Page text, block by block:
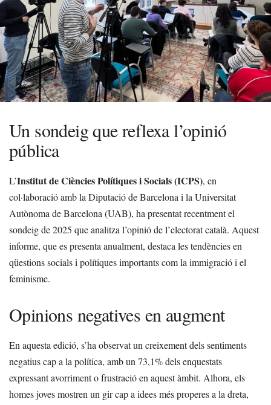
Un sondeig que reflexa l’opinió
pública
L’Institut de Ciències Polítiques i Socials (ICPS), en
col·laboració amb la Diputació de Barcelona i la Universitat
Autònoma de Barcelona (UAB), ha presentat recentment el
sondeig de 2025 que analitza l’opinió de l’electorat català. Aquest
informe, que es presenta anualment, destaca les tendències en
qüestions socials i polítiques importants com la immigració i el
feminisme.
Opinions negatives en augment
En aquesta edició, s’ha observat un creixement dels sentiments
negatius cap a la política, amb un 73,1% dels enquestats
expressant avorriment o frustració en aquest àmbit. Alhora, els
homes joves mostren un gir cap a idees més properes a la dreta,